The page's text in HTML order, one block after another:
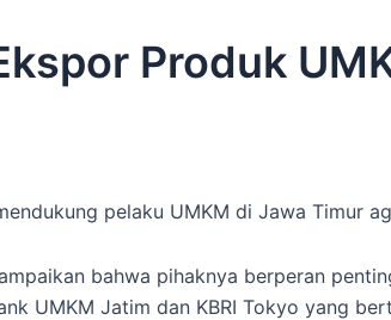
Produk
pelaku UMKM di Jawa Timur
bahwa pihaknya berperan
UMKM Jatim dan KBRI Tokyo yang